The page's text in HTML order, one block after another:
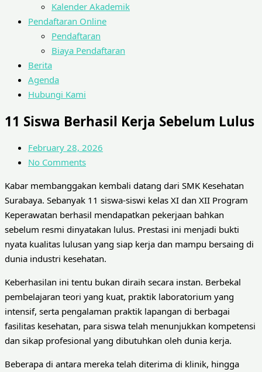
Kalender Akademik
Pendaftaran Online
Pendaftaran
Biaya Pendaftaran
Berita
Agenda
Hubungi Kami
11 Siswa Berhasil Kerja Sebelum Lulus
February 28, 2026
No Comments
Kabar membanggakan kembali datang dari SMK Kesehatan
Surabaya. Sebanyak 11 siswa-siswi kelas XI dan XII Program
Keperawatan berhasil mendapatkan pekerjaan bahkan
sebelum resmi dinyatakan lulus. Prestasi ini menjadi bukti
nyata kualitas lulusan yang siap kerja dan mampu bersaing di
dunia industri kesehatan.
Keberhasilan ini tentu bukan diraih secara instan. Berbekal
pembelajaran teori yang kuat, praktik laboratorium yang
intensif, serta pengalaman praktik lapangan di berbagai
fasilitas kesehatan, para siswa telah menunjukkan kompetensi
dan sikap profesional yang dibutuhkan oleh dunia kerja.
Beberapa di antara mereka telah diterima di klinik, hingga